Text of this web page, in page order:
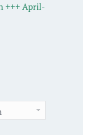
+++ April-